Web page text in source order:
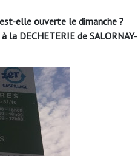
est-elle ouverte le dimanche ?
la DECHETERIE de SALORNAY-